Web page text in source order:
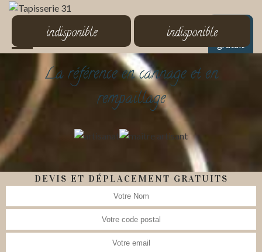
Devis
gratuit
indisponible indisponible
La référence en cannage et en
rempaillage
DEVIS ET DÉPLACEMENT GRATUITS